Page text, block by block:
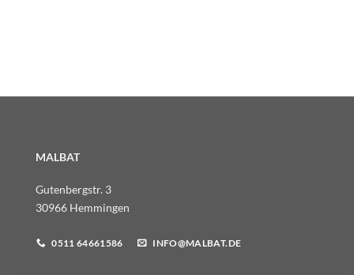
MALBAT
Gutenbergstr. 3
30966 Hemmingen
0511 64661586 INFO@MALBAT.DE